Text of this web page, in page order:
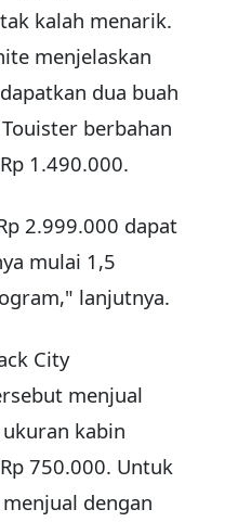
kalah menarik.
menjelaskan
dua buah
berbahan
1.490.000.
2.999.000 dapat
mulai 1,5
lanjutnya.
City
menjual
kabin
750.000. Untuk
dengan